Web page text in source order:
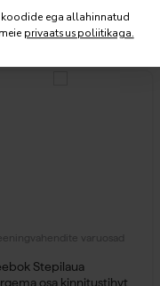
varuosad
Stepilaua
osa kinnitustihvt
ega allahinnatud
privaatsuspoliitikaga.